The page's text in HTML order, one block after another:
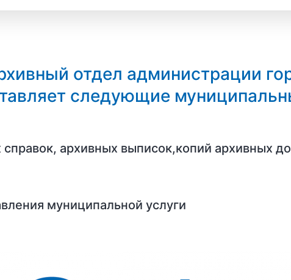
отдел администрации
следующие
архивных выписок,копий архивных
муниципальной услуги